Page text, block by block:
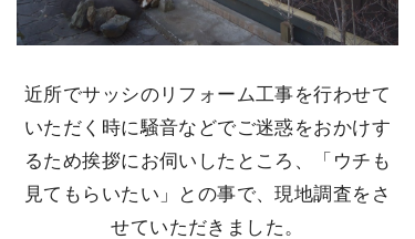
近所でサッシのリフォーム工事を行わせて
いただく時に騒音などでご迷惑をおかけす
るため挨拶にお伺いしたところ、「ウチも
見てもらいたい」との事で、現地調査をさ
せていただきました。